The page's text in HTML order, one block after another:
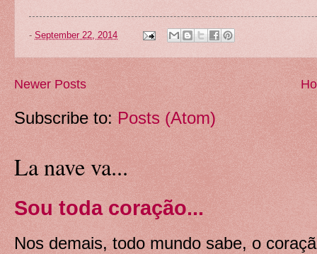
- September 22, 2014
Newer Posts
Subscribe to: Posts (Atom)
La nave va...
Sou toda coração...
Nos demais, todo mundo sabe, o